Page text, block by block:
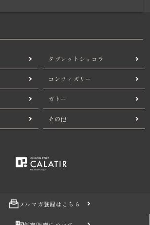
タブレットショコラ
コンフィズリー
ガトー
その他
メルマガ登録はこちら